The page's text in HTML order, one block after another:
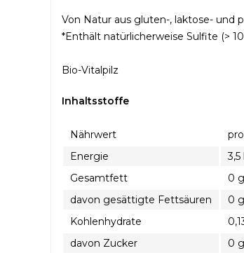
Von Natur aus gluten-, laktose- und
*Enthält natürlicherweise Sulfite (>
Bio-Vitalpilz
Inhaltsstoffe
Nährwert
Energie
Gesamtfett
0 g
davon gesättigte Fettsäuren
0 g
Kohlenhydrate
davon Zucker
0 g